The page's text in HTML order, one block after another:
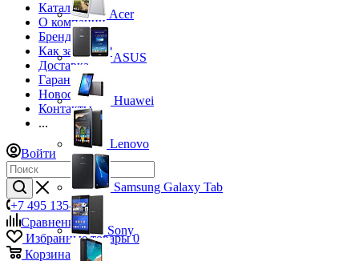
Каталог
О компании
Бренды
Как заказать?
Доставка
Гарантия
Новости
Контакты
...
Войти
+7 495 135-39-43
Сравнение0
Избранные товары 0
Корзина
Acer
ASUS
Huawei
Lenovo
Samsung Galaxy Tab
Sony